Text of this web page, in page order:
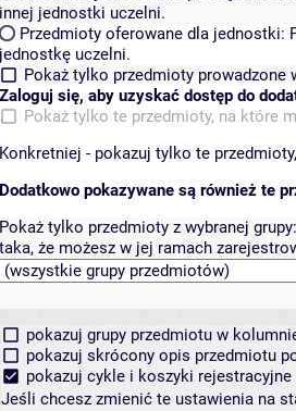
innej jednostki uczelni.
Przedmioty oferowane dla jednostki:
jednostkę uczelni.
Pokaż tylko przedmioty prowadzone
Zaloguj się, aby uzyskać dostęp do
Pokaż tylko te przedmioty, na które
Konkretniej - pokazuj tylko te
Dodatkowo pokazywane są również te
Pokaż tylko przedmioty z wybranej grupy:
taka, że możesz w jej ramach
pokazuj grupy przedmiotu w
pokazuj skrócony opis przedmiotu
pokazuj cykle i koszyki rejestracyjne
Jeśli chcesz zmienić te ustawienia na